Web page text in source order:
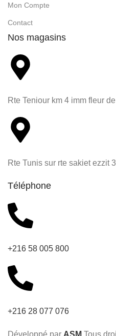
Mon Compte
Contact
Nos magasins
Rte Teniour km 4 imm fleur
Rte Tunis sur rte sakiet ezzit
Téléphone
+216 58 005 800
+216 28 077 076
Développé par ASM .Tous